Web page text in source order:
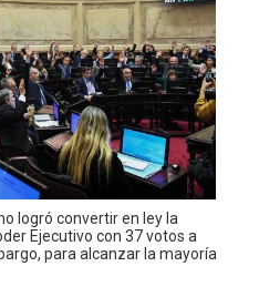
logró convertir en ley la
Ejecutivo con 37 votos a
para alcanzar la mayoría